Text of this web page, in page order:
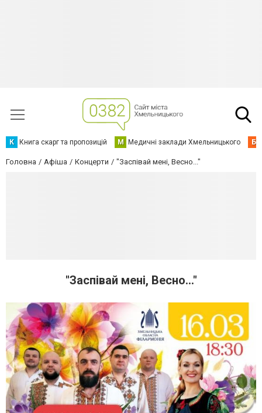
К Книга скарг та пропозицій М Медичні заклади Хмельницького Б
Головна Афіша Концерти "Заспівай мені, Весно..."
"Заспівай мені, Весно..."